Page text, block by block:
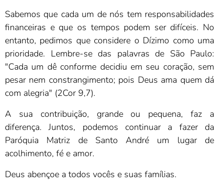
Sabemos que cada um de nós tem responsabilidades
financeiras e que os tempos podem ser difíceis. No
entanto, pedimos que considere o Dízimo como uma
prioridade. Lembre-se das palavras de São Paulo:
"Cada um dê conforme decidiu em seu coração, sem
pesar nem constrangimento; pois Deus ama quem dá
com alegria" (2Cor 9,7).
A sua contribuição, grande ou pequena, faz a
diferença. Juntos, podemos continuar a fazer da
Paróquia Matriz de Santo André um lugar de
acolhimento, fé e amor.
Deus abençoe a todos vocês e suas famílias.